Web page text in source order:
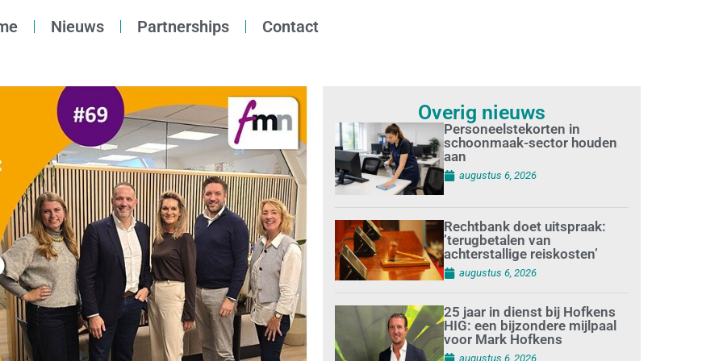
Nieuws Partnerships Contact
Overig nieuws
Personeelstekorten in
schoonmaak-sector houden
aan
augustus 6, 2026
Rechtbank doet uitspraak:
’terugbetalen van
achterstallige reiskosten’
augustus 6, 2026
25 jaar in dienst bij Hofkens
HIG: een bijzondere mijlpaal
voor Mark Hofkens
augustus 6, 2026